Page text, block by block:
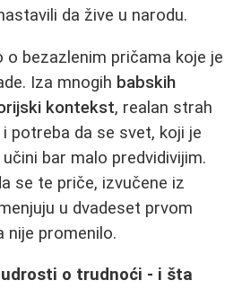
da žive u narodu.
o bezazlenim pričama koje je
Iza mnogih babskih
kontekst, realan strah
potreba da se svet, koji je
bar malo predvidivijim.
se te priče, izvučene iz
u dvadeset prvom
nije promenilo.
o trudnoći - i šta